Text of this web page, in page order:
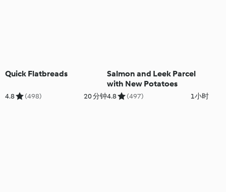
Quick Flatbreads
4.8 (498) 20 分钟
Salmon and Leek Parcel
with New Potatoes
4.8 (497) 1小时